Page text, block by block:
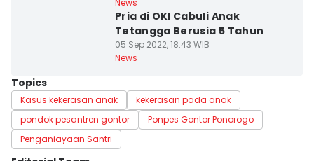
News
Pria di OKI Cabuli Anak
Tetangga Berusia 5 Tahun
05 Sep 2022, 18:43 WIB
News
Topics
Kasus kekerasan anak
kekerasan pada anak
pondok pesantren gontor
Ponpes Gontor Ponorogo
Penganiayaan Santri